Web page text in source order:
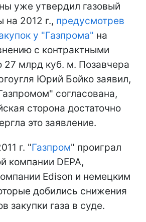
уже утвердил газовый
на 2012 г., предусмотрев
у "Газпрома" на
с контрактными
млрд куб. м. Позавчера
Юрий Бойко заявил,
согласована,
сторона достаточно
это заявление.
г. "Газпром" проиграл
компании DEPA,
Edison и немецким
добились снижения
закупки газа в суде.